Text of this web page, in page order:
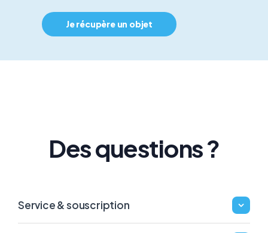
Je récupère un objet
Des questions ?
Service & souscription